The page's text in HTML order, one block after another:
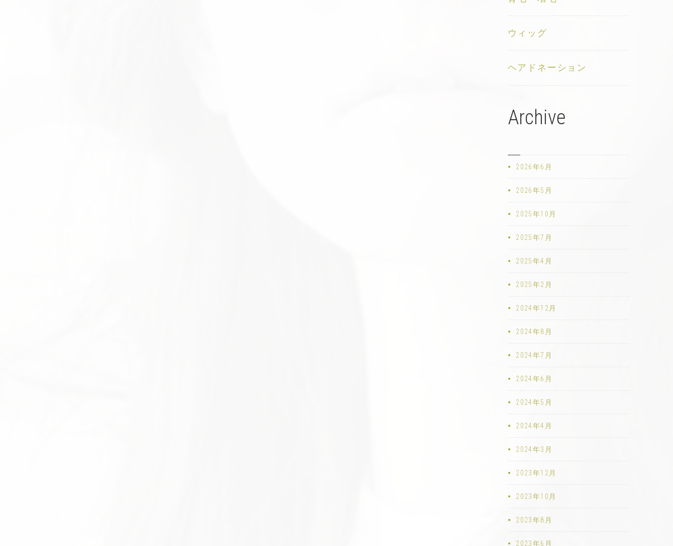
ウィッグ
ヘアドネーション
Archive
2026年6月
2026年5月
2025年10月
2025年7月
2025年4月
2025年2月
2024年12月
2024年8月
2024年7月
2024年6月
2024年5月
2024年4月
2024年3月
2023年12月
2023年10月
2023年8月
2023年6月